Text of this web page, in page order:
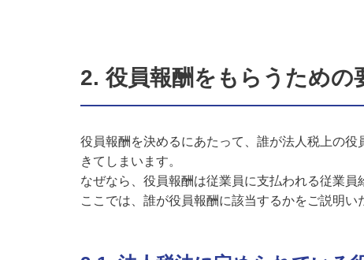
2. 役員報酬をもらうための
役員報酬を決めるにあたって、誰が法人税上の
きてしまいます。
なぜなら、役員報酬は従業員に支払われる従業員
ここでは、誰が役員報酬に該当するかをご説明い